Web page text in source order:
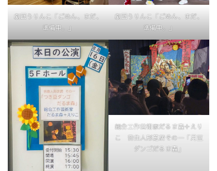
劇団うりんこ「ごめん、まだ、
準備中。」
劇団うりんこ「ごめん、まだ、
準備中。」
総合工作芸術家だるま森＋えり
こ 音曲人形芝居その一「月豆
ダンゴだるま森」